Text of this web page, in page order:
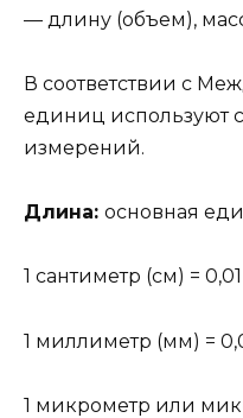
— длину (объем),
В соответствии с
единиц
измерений.
Длина: основная
1 сантиметр (см) =
1 миллиметр (мм) =
1 микрометр или